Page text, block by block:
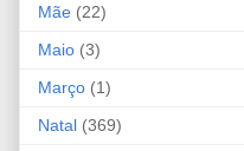
Mãe (22)
Maio (3)
Março (1)
Natal (369)